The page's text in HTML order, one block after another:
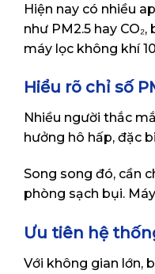
Hiện nay có nhiều
như PM2.5 hay
máy lọc không khí
Hiểu rõ chỉ số
Nhiều người thắc
hưởng hô hấp, đặc
Song song đó, cần
phòng sạch bụi.
Ưu tiên hệ
Với không gian lớn,